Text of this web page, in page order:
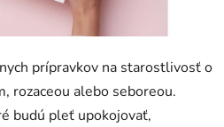
prípravkov na starostlivosť o
rozaceou alebo seboreou.
budú pleť upokojovať,